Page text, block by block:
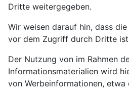
Dritte weitergegeben.
Wir weisen darauf hin, dass
vor dem Zugriff durch Dritte
Der Nutzung von im Rahmen
Informationsmaterialien wird
von Werbeinformationen, etwa